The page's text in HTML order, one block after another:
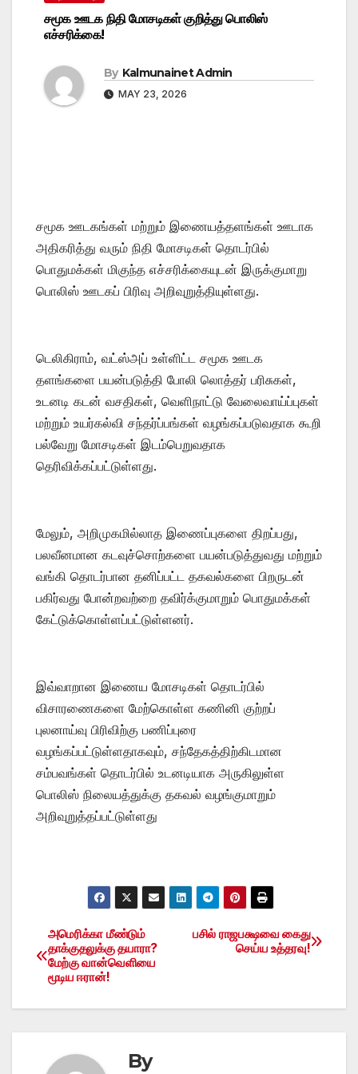
சமூக ஊடக நிதி மோசடிகள் குறித்து பொலிஸ்
எச்சரிக்கை!
By Kalmunainet Admin
MAY 23, 2026
சமூக ஊடகங்கள் மற்றும் இணையத்தளங்கள் ஊடாக
அதிகரித்து வரும் நிதி மோசடிகள் தொடர்பில்
பொதுமக்கள் மிகுந்த எச்சரிக்கையுடன் இருக்குமாறு
பொலிஸ் ஊடகப் பிரிவு அறிவுறுத்தியுள்ளது.
டெலிகிராம், வட்ஸ்அப் உள்ளிட்ட சமூக ஊடக
தளங்களை பயன்படுத்தி போலி லொத்தர் பரிசுகள்,
உடனடி கடன் வசதிகள், வெளிநாட்டு வேலைவாய்ப்புகள்
மற்றும் உயர்கல்வி சந்தர்ப்பங்கள் வழங்கப்படுவதாக கூறி
பல்வேறு மோசடிகள் இடம்பெறுவதாக
தெரிவிக்கப்பட்டுள்ளது.
மேலும், அறிமுகமில்லாத இணைப்புகளை திறப்பது,
பலவீனமான கடவுச்சொற்களை பயன்படுத்துவது மற்றும்
வங்கி தொடர்பான தனிப்பட்ட தகவல்களை பிறருடன்
பகிர்வது போன்றவற்றை தவிர்க்குமாறும் பொதுமக்கள்
கேட்டுக்கொள்ளப்பட்டுள்ளனர்.
இவ்வாறான இணைய மோசடிகள் தொடர்பில்
விசாரணைகளை மேற்கொள்ள கணினி குற்றப்
புலனாய்வு பிரிவிற்கு பணிப்புரை
வழங்கப்பட்டுள்ளதாகவும், சந்தேகத்திற்கிடமான
சம்பவங்கள் தொடர்பில் உடனடியாக அருகிலுள்ள
பொலிஸ் நிலையத்துக்கு தகவல் வழங்குமாறும்
அறிவுறுத்தப்பட்டுள்ளது
Post
navigation
பசில் ராஜபக்ஷவை கைது
செய்ய உத்தரவு!
அமெரிக்கா மீண்டும்
தாக்குதலுக்கு தயாரா?
மேற்கு வான்வெளியை
மூடிய ஈரான்!
By